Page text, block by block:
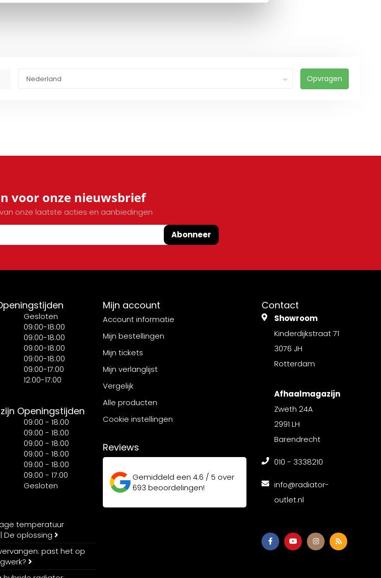
Opvragen
voor onze nieuwsbrief
onze laatste acties en aanbiedingen
Abonneer
Gesloten
09:00-18:00
09:00-18:00
09:00-18:00
09:00-18:00
09:00-17:00
12:00-17:00
Openingstijden
09:00 - 18:00
09:00 - 18:00
09:00 - 18:00
09:00 - 18:00
09:00 - 18:00
09:00 - 17:00
Gesloten
temperatuur
De oplossing
past het op
Mijn account
Account informatie
Mijn bestellingen
Mijn tickets
Mijn verlanglijst
Vergelijk
Alle producten
Cookie instellingen
Reviews
Gemiddeld een4.6 / 5 over
693 beoordelingen!
Contact
Showroom
Kinderdijkstraat 71
3076 JH
Rotterdam
Afhaalmagazijn
Zweth 24A
2991 LH
Barendrecht
010 - 3338210
info@radiator-
outlet.nl